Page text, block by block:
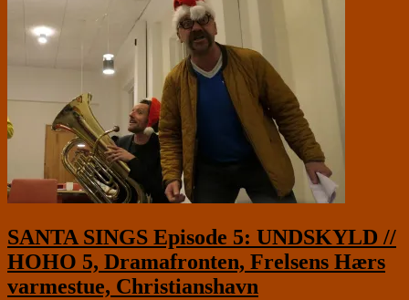
SANTA SINGS Episode 5: UNDSKYLD //
HOHO 5, Dramafronten, Frelsens Hærs
varmestue, Christianshavn